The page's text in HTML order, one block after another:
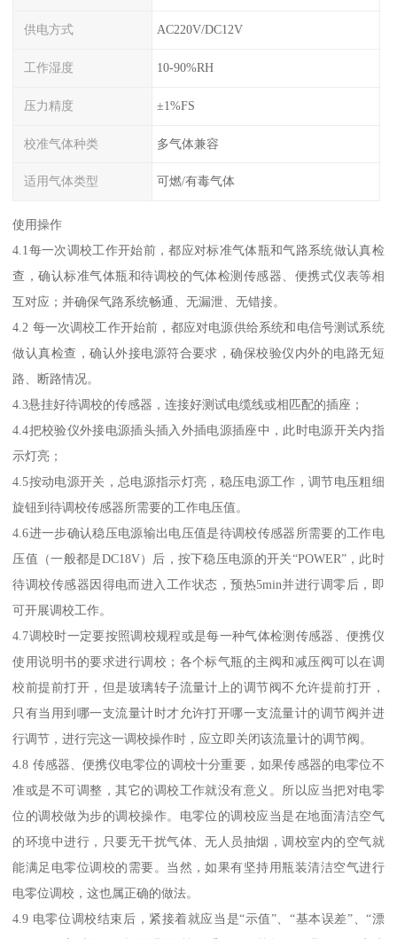
供电方式 AC220V/DC12V
工作湿度 10-90%RH
压力精度 ±1%FS
校准气体种类 多气体兼容
适用气体类型 可燃/有毒气体
使用操作
4.1每一次调校工作开始前，都应对标准气体瓶和气路系统做认真检
查，确认标准气体瓶和待调校的气体检测传感器、便携式仪表等相
互对应；并确保气路系统畅通、无漏泄、无错接。
4.2 每一次调校工作开始前，都应对电源供给系统和电信号测试系统
做认真检查，确认外接电源符合要求，确保校验仪内外的电路无短
路、断路情况。
4.3悬挂好待调校的传感器，连接好测试电缆线或相匹配的插座；
4.4把校验仪外接电源插头插入外插电源插座中，此时电源开关内指
示灯亮；
4.5按动电源开关，总电源指示灯亮，稳压电源工作，调节电压粗细
旋钮到待调校传感器所需要的工作电压值。
4.6进一步确认稳压电源输出电压值是待调校传感器所需要的工作电
压值（一般都是DC18V）后，按下稳压电源的开关“POWER”，此时
待调校传感器因得电而进入工作状态，预热5min并进行调零后，即
可开展调校工作。
4.7调校时一定要按照调校规程或是每一种气体检测传感器、便携仪
使用说明书的要求进行调校；各个标气瓶的主阀和减压阀可以在调
校前提前打开，但是玻璃转子流量计上的调节阀不允许提前打开，
只有当用到哪一支流量计时才允许打开哪一支流量计的调节阀并进
行调节，进行完这一调校操作时，应立即关闭该流量计的调节阀。
4.8 传感器、便携仪电零位的调校十分重要，如果传感器的电零位不
准或是不可调整，其它的调校工作就没有意义。所以应当把对电零
位的调校做为步的调校操作。电零位的调校应当是在地面清洁空气
的环境中进行，只要无干扰气体、无人员抽烟，调校室内的空气就
能满足电零位调校的需要。当然，如果有坚持用瓶装清洁空气进行
电零位调校，这也属正确的做法。
4.9 电零位调校结束后，紧接着就应当是“示值”、“基本误差”、“漂